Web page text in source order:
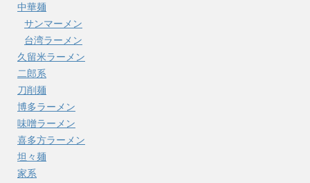
中華麺
サンマーメン
台湾ラーメン
久留米ラーメン
二郎系
刀削麺
博多ラーメン
味噌ラーメン
喜多方ラーメン
坦々麺
家系